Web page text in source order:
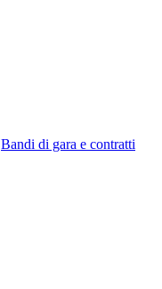
Bandi di gara e contratti